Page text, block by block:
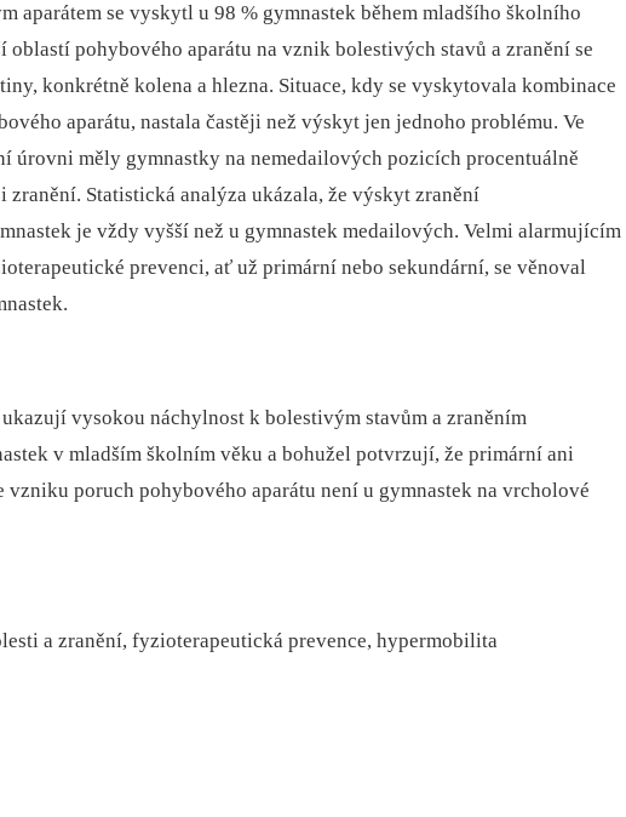
aparátem se vyskytl u 98 % gymnastek během mladšího školního
oblastí pohybového aparátu na vznik bolestivých stavů a zranění se
konkrétně kolena a hlezna. Situace, kdy se vyskytovala kombinace
aparátu, nastala častěji než výskyt jen jednoho problému. Ve
úrovni měly gymnastky na nemedailových pozicích procentuálně
Statistická analýza ukázala, že výskyt zranění
je vždy vyšší než u gymnastek medailových. Velmi alarmujícím
prevenci, ať už primární nebo sekundární, se věnoval
vysokou náchylnost k bolestivým stavům a zraněním
v mladším školním věku a bohužel potvrzují, že primární ani
vzniku poruch pohybového aparátu není u gymnastek na vrcholové
a zranění, fyzioterapeutická prevence, hypermobilita